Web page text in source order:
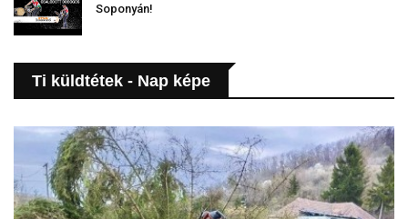
Soponyán!
Ti küldtétek - Nap képe